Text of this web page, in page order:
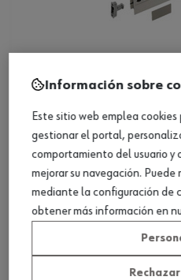
Set de soportes para
Ver
Información sobre
Este sitio web emplea
gestionar el portal,
comportamiento del usuario y
mejorar su navegación.
mediante la configuración de
obtener más información en